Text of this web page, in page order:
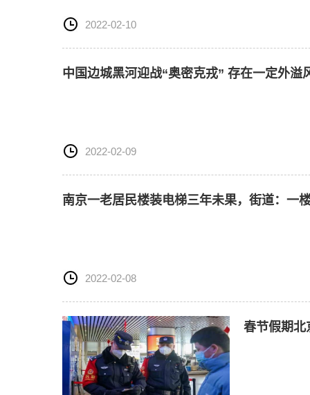
2022-02-10
中国边城黑河迎战“奥密克戎” 存在一定外溢
2022-02-09
南京一老居民楼装电梯三年未果，街道：一
2022-02-08
春节假期北